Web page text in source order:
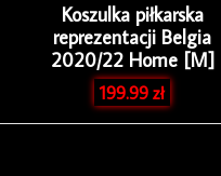
Koszulka piłkarska
reprezentacji Belgia
2020/22 Home [M]
199.99zł